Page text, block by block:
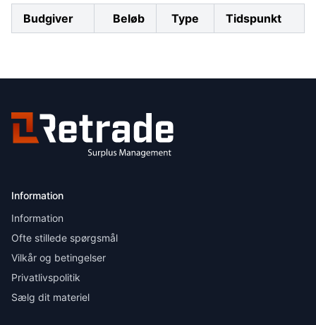
Budgiver Beløb Type Tidspunkt
Information
Information
Ofte stillede spørgsmål
Vilkår og betingelser
Privatlivspolitik
Sælg dit materiel